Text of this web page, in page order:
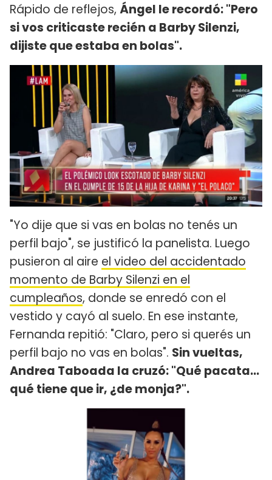
Rápido de reflejos, Ángel le recordó: "Pero
si vos criticaste recién a Barby Silenzi,
dijiste que estaba en bolas".
"Yo dije que si vas en bolas no tenés un
perfil bajo", se justificó la panelista. Luego
pusieron al aire el video del accidentado
momento de Barby Silenzi en el
cumpleaños, donde se enredó con el
vestido y cayó al suelo. En ese instante,
Fernanda repitió: "Claro, pero si querés un
perfil bajo no vas en bolas". Sin vueltas,
Andrea Taboada la cruzó: "Qué pacata...
qué tiene que ir, ¿de monja?".